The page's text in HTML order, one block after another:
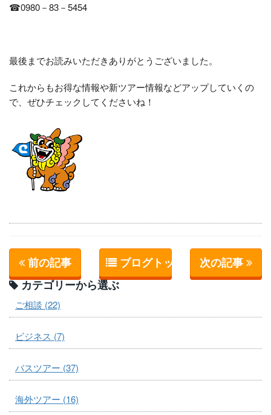
☎0980－83－5454
最後までお読みいただきありがとうございました。
これからもお得な情報や新ツアー情報などアップしていくの
で、ぜひチェックしてくださいね！
前の記事 ブログトップへ 次の記事
カテゴリーから選ぶ
ご相談 (22)
ビジネス (7)
バスツアー (37)
海外ツアー (16)